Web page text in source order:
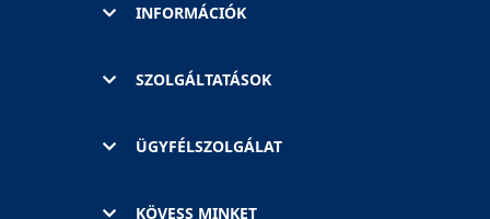
INFORMÁCIÓK
SZOLGÁLTATÁSOK
ÜGYFÉLSZOLGÁLAT
KÖVESS MINKET